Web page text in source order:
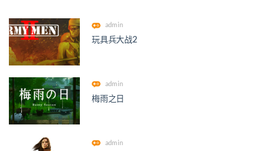
admin
玩具兵大战2
admin
梅雨之日
admin